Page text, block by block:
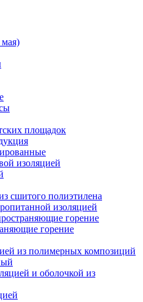
площадок
изоляцией
сшитого полиэтилена
изоляцией
горение
горение
из полимерных композиций
и оболочкой из